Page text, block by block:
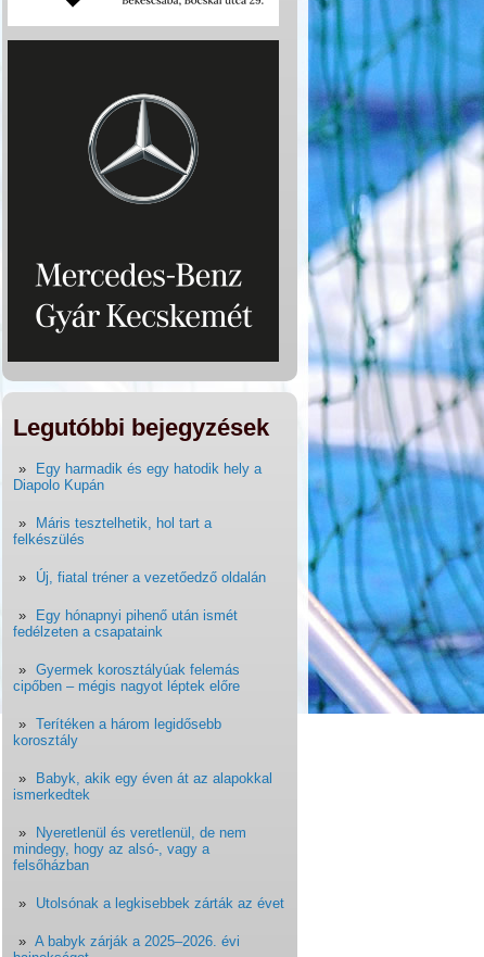
Legutóbbi bejegyzések
Egy harmadik és egy hatodik hely a
Diapolo Kupán
Máris tesztelhetik, hol tart a
felkészülés
Új, fiatal tréner a vezetőedző oldalán
Egy hónapnyi pihenő után ismét
fedélzeten a csapataink
Gyermek korosztályúak felemás
cipőben – mégis nagyot léptek előre
Terítéken a három legidősebb
korosztály
Babyk, akik egy éven át az alapokkal
ismerkedtek
Nyeretlenül és veretlenül, de nem
mindegy, hogy az alsó-, vagy a
felsőházban
Utolsónak a legkisebbek zárták az évet
A babyk zárják a 2025–2026. évi